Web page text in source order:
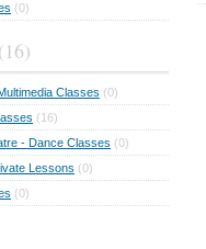
(0)
(16)
Classes (0)
(16)
- Dance Classes (0)
Lessons (0)
(0)